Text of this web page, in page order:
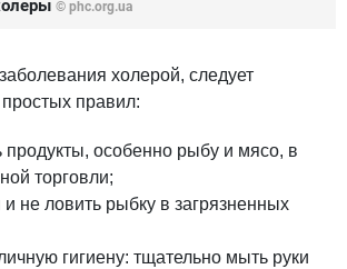
© phc.org.ua
холерой, следует
правил:
продукты, особенно рыбу и мясо, в
торговли;
и не ловить рыбку в загрязненных
гигиену: тщательно мыть руки